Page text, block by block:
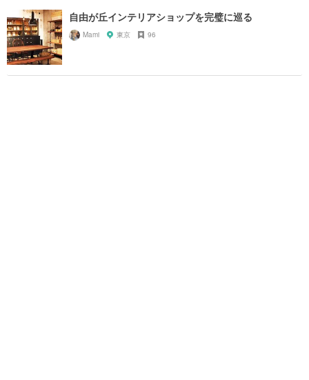
自由が丘インテリアショップを完璧に巡る
Mami 東京 96